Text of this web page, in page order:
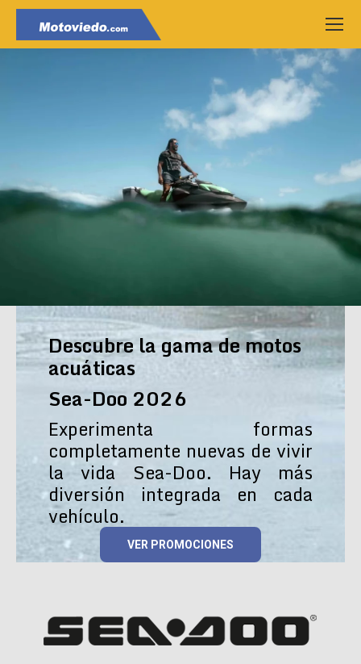
Descubre la gama de motos
acuáticas
Sea-Doo 2026
Experimenta formas
completamente nuevas de vivir
la vida Sea-Doo. Hay más
diversión integrada en cada
vehículo.
VER PROMOCIONES